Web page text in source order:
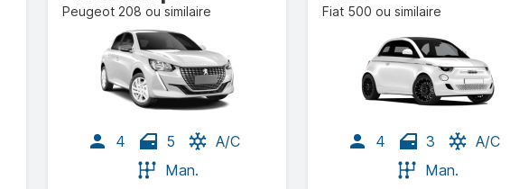
Peugeot 208 ou similaire
4 5
A/C
Man.
Fiat 500 ou similaire
4 3
A/C
Man.